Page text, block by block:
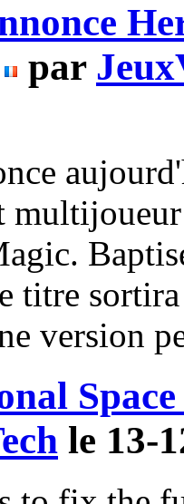
par
titre
version
Space
le 13-